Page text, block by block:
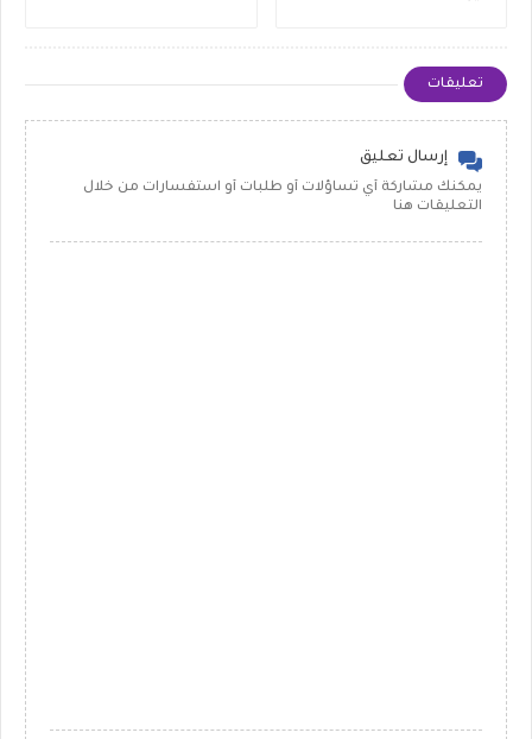
تعليقات
إرسال تعليق
يمكنك مشاركة أي تساؤلات أو طلبات أو استفسارات من خلال
التعليقات هنا